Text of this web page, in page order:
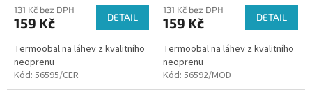
131 Kč bez DPH
159 Kč DETAIL
Termoobal na láhev z kvalitního
neoprenu
Kód: 56595/CER
131 Kč bez DPH
159 Kč DETAIL
Termoobal na láhev z kvalitního
neoprenu
Kód: 56592/MOD